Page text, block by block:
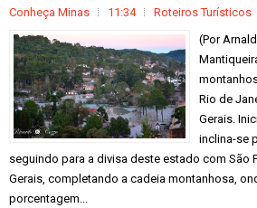
Conheça Minas 11:34 Roteiros Turísticos
(Por
Rio de
Gerais.
inclina-se
seguindo para a divisa deste estado com São
Gerais, completando a cadeia montanhosa,
porcentagem...